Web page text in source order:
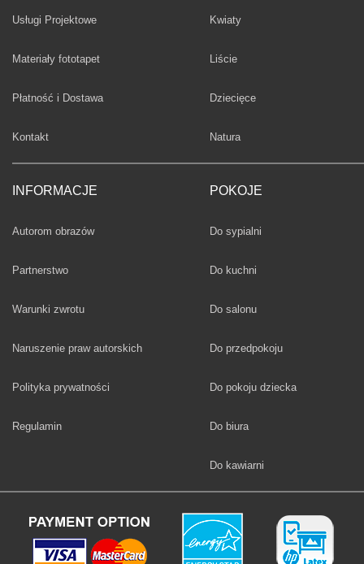
Usługi Projektowe
Materiały fototapet
Płatność i Dostawa
Kontakt
INFORMACJE
Autorom obrazów
Partnerstwo
Warunki zwrotu
Naruszenie praw autorskich
Polityka prywatności
Regulamin
Fototapety
Kwiaty
Fototapety
Liście
Fototapety
Dziecięce
Fototapety
Natura
POKOJE
Fototapety
Do sypialni
Fototapety
Do kuchni
Fototapety
Do salonu
Fototapety
Do przedpokoju
Fototapety
Do pokoju dziecka
Fototapety
Do biura
Fototapety
Do kawiarni